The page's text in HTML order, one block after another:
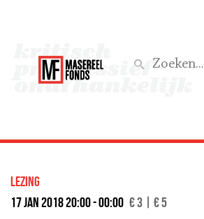
Wat we doen
Steun ons
lezing
17 jan 2018 20:00 - 00:00 € 3 | € 5